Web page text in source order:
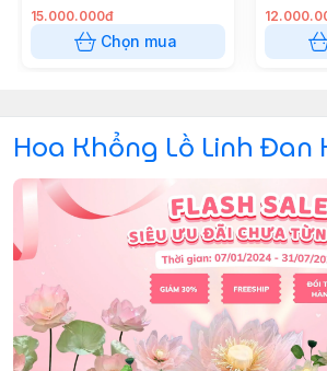
15.000.000đ
Chọn mua
Hoa Khổng Lồ Linh Đan